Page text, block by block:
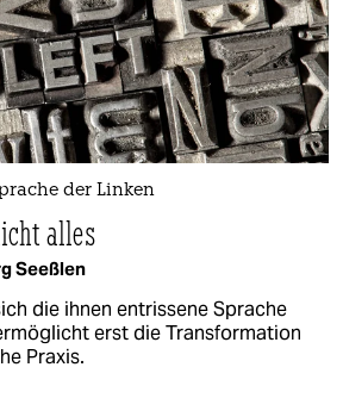
der Linken
alles
Seeßlen
die ihnen entrissene Sprache
erst die Transformation
Praxis.